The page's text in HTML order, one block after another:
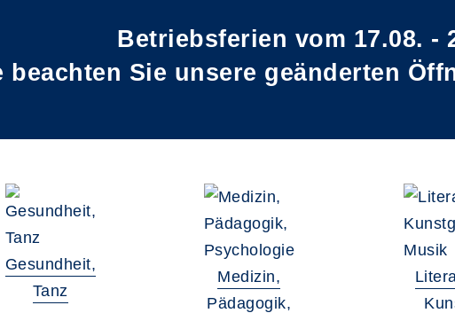
Betriebsferien vom 17.08. -
beachten Sie unsere geänderten
Gesundheit,
Tanz
Medizin,
Pädagogik,